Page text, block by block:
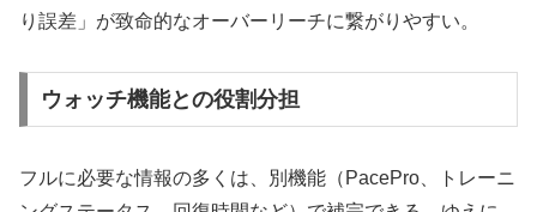
り誤差」が致命的なオーバーリーチに繋がりやすい。
ウォッチ機能との役割分担
フルに必要な情報の多くは、別機能（PacePro、トレーニ